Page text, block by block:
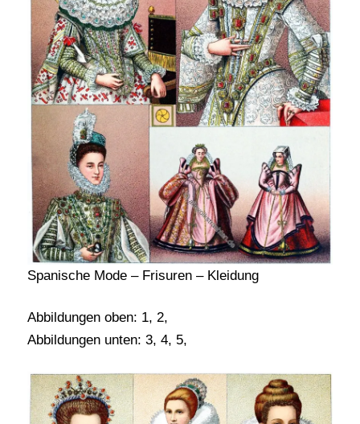
Spanische Mode – Frisuren – Kleidung
Abbildungen oben: 1, 2,
Abbildungen unten: 3, 4, 5,